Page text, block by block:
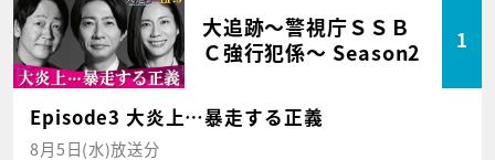
大追跡～警視庁ＳＳＢ
Ｃ強行犯係～ Season2
1
Episode3 大炎上…暴走する正義
8月5日(水)放送分